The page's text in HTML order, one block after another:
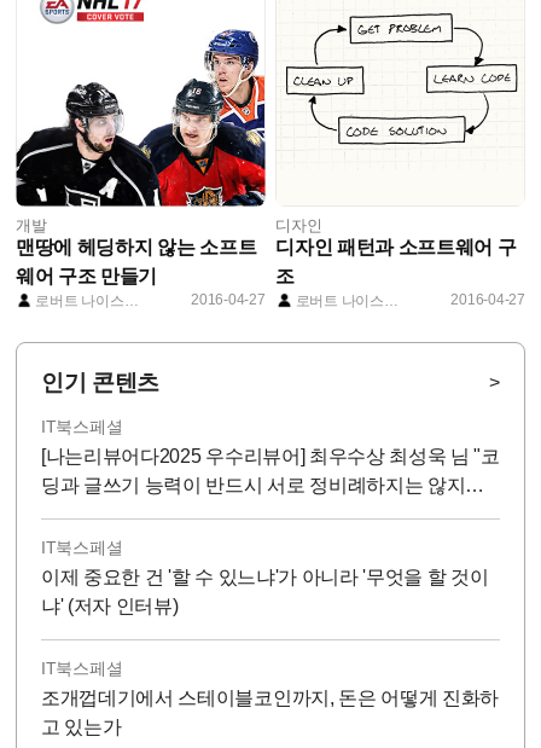
개발
맨땅에 헤딩하지 않는 소프트
웨어 구조 만들기
로버트 나이스트롬 2016-04-27
디자인
디자인 패턴과 소프트웨어 구
조
로버트 나이스트롬 2016-04-27
인기 콘텐츠 >
IT북스페셜
[나는리뷰어다2025 우수리뷰어] 최우수상 최성욱 님 "코
딩과 글쓰기 능력이 반드시 서로 정비례하지는 않지
만...!"
IT북스페셜
이제 중요한 건 '할 수 있느냐'가 아니라 '무엇을 할 것이
냐' (저자 인터뷰)
IT북스페셜
조개껍데기에서 스테이블코인까지, 돈은 어떻게 진화하
고 있는가